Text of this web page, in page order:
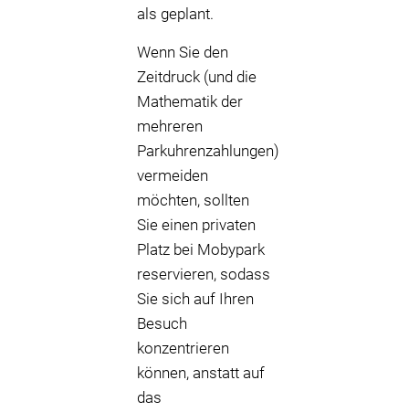
als geplant.
Wenn Sie den
Zeitdruck (und die
Mathematik der
mehreren
Parkuhrenzahlungen)
vermeiden
möchten, sollten
Sie einen privaten
Platz bei Mobypark
reservieren, sodass
Sie sich auf Ihren
Besuch
konzentrieren
können, anstatt auf
das